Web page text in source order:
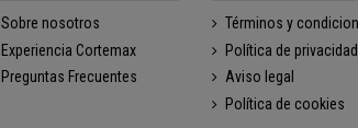
Sobre nosotros
Experiencia Cortemax
Preguntas Frecuentes
Términos y
Política de privacidad
Aviso legal
Política de cookies